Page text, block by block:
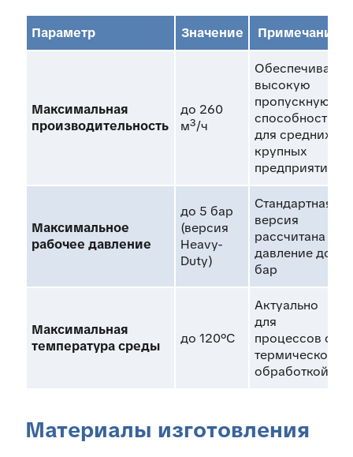
Параметр Значение Примечание
Максимальная
производительность
до 260
м³/ч
Обеспечивает
высокую
пропускную
способность
для средних и
крупных
предприятий
Максимальное
рабочее давление
до 5 бар
(версия
Heavy-
Duty)
Стандартная
версия
рассчитана на
давление до 2
бар
Максимальная
температура среды
до 120°C
Актуально
для
процессов с
термической
обработкой
Материалы изготовления